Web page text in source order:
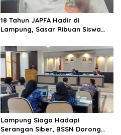
s
18 Tahun JAPFA Hadir di
Lampung, Sasar Ribuan Siswa
Lampung Siaga Hadapi
Serangan Siber, BSSN Dorong